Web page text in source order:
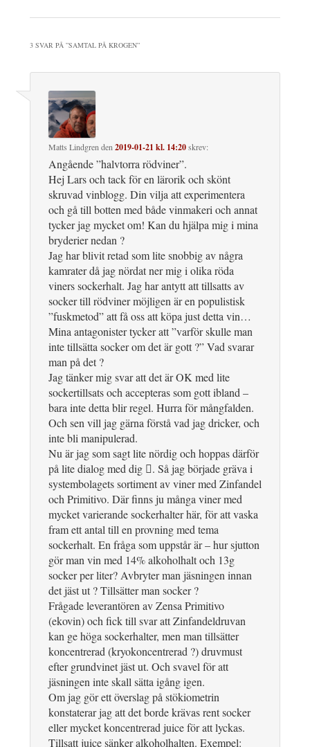
3 SVAR PÅ ”SAMTAL PÅ KROGEN”
Matts Lindgrenden2019-01-21 kl. 14:20skrev:
Angående ”halvtorra rödviner”.
Hej Lars och tack för en lärorik och skönt
skruvad vinblogg. Din vilja att experimentera
och gå till botten med både vinmakeri och annat
tycker jag mycket om! Kan du hjälpa mig i mina
bryderier nedan ?
Jag har blivit retad som lite snobbig av några
kamrater då jag nördat ner mig i olika röda
viners sockerhalt. Jag har antytt att tillsatts av
socker till rödviner möjligen är en populistisk
”fuskmetod” att få oss att köpa just detta vin…
Mina antagonister tycker att ”varför skulle man
inte tillsätta socker om det är gott ?” Vad svarar
man på det ?
Jag tänker mig svar att det är OK med lite
sockertillsats och accepteras som gott ibland –
bara inte detta blir regel. Hurra för mångfalden.
Och sen vill jag gärna förstå vad jag dricker, och
inte bli manipulerad.
Nu är jag som sagt lite nördig och hoppas därför
på lite dialog med dig . Så jag började gräva i
systembolagets sortiment av viner med Zinfandel
och Primitivo. Där finns ju många viner med
mycket varierande sockerhalter här, för att vaska
fram ett antal till en provning med tema
sockerhalt. En fråga som uppstår är – hur sjutton
gör man vin med 14% alkoholhalt och 13g
socker per liter? Avbryter man jäsningen innan
det jäst ut ? Tillsätter man socker ?
Frågade leverantören av Zensa Primitivo
(ekovin) och fick till svar att Zinfandeldruvan
kan ge höga sockerhalter, men man tillsätter
koncentrerad (kryokoncentrerad ?) druvmust
efter grundvinet jäst ut. Och svavel för att
jäsningen inte skall sätta igång igen.
Om jag gör ett överslag på stökiometrin
konstaterar jag att det borde krävas rent socker
eller mycket koncentrerad juice för att lyckas.
Tillsatt juice sänker alkoholhalten. Exempel: